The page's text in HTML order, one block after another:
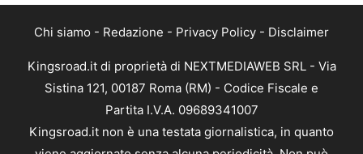
Chi siamo - Redazione - Privacy Policy - Disclaimer
Kingsroad.it di proprietà di NEXTMEDIAWEB SRL - Via
Sistina 121, 00187 Roma (RM) - Codice Fiscale e
Partita I.V.A. 09689341007
Kingsroad.it non è una testata giornalistica, in quanto